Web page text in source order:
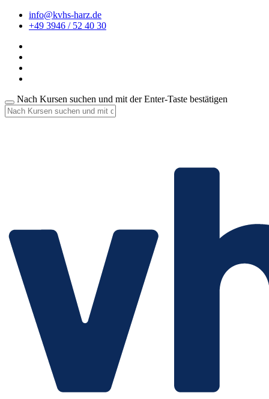
info@kvhs-harz.de
+49 3946 / 52 40 30
Nach Kursen suchen und mit der Enter-Taste bestätigen